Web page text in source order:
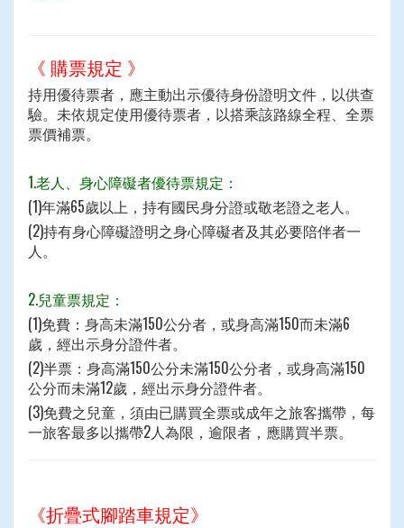
《 購票規定 》
持用優待票者，應主動出示優待身份證明文件，以供查
驗。未依規定使用優待票者，以搭乘該路線全程、全票
票價補票。
1.老人、身心障礙者優待票規定：
(1)年滿65歲以上，持有國民身分證或敬老證之老人。
(2)持有身心障礙證明之身心障礙者及其必要陪伴者一
人。
2.兒童票規定：
(1)免費：身高未滿150公分者，或身高滿150而未滿6
歲，經出示身分證件者。
(2)半票：身高滿150公分未滿150公分者，或身高滿150
公分而未滿12歲，經出示身分證件者。
(3)免費之兒童，須由已購買全票或成年之旅客攜帶，每
一旅客最多以攜帶2人為限，逾限者，應購買半票。
《折疊式腳踏車規定》